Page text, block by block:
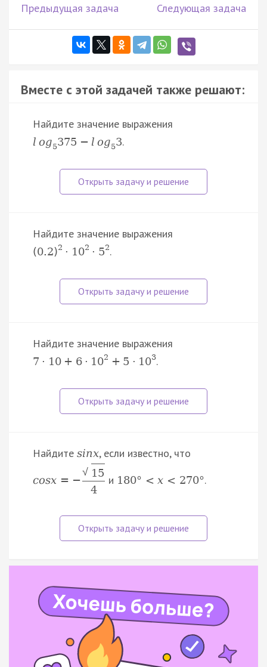
Предыдущая задача Следующая задача
Вместе с этой задачей также решают:
Найдите значение выражения
l og5375 − l og53.
Найдите значение выражения
(0.2)2 · 102 · 52.
Найдите значение выражения
7 · 10 + 6 · 102 + 5 · 103.
Найдите sinx, если известно, что
cosx = −
√ 15
4
и 180° < x < 270°.